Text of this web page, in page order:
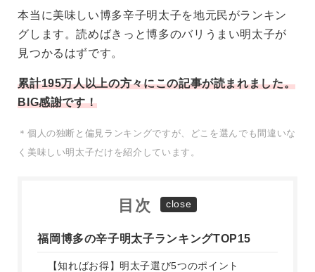
本当に美味しい博多辛子明太子を地元民がランキン
グします。読めばきっと博多のバリうまい明太子が
見つかるはずです。
累計195万人以上の方々にこの記事が読まれました。
BIG感謝です！
＊個人の独断と偏見ランキングですが、どこを選んでも間違いな
く美味しい明太子だけを紹介しています。
目次
福岡博多の辛子明太子ランキングTOP15
【知ればお得】明太子選び5つのポイント